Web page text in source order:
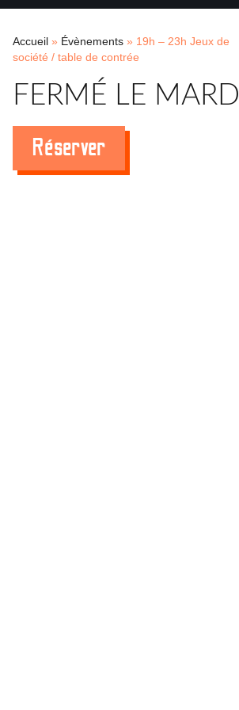
Accueil » Évènements » 19h – 23h Jeux de
société / table de contrée
FERMÉ LE MARDI
Réserver